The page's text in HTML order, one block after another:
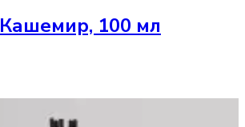
Кашемир, 100 мл